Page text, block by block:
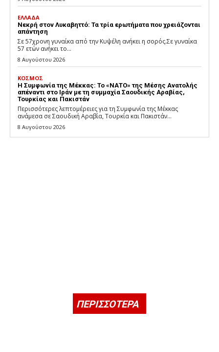
ΕΛΛΑΔΑ
Νεκρή στον Λυκαβηττό: Τα τρία ερωτήματα που χρειάζονται
απάντηση
Σε 57χρονη γυναίκα από την Κυψέλη ανήκει η σορός.Σε γυναίκα
57 ετών ανήκει το...
8 Αυγούστου 2026
ΚΟΣΜΟΣ
Η Συμφωνία της Μέκκας: Το «ΝΑΤΟ» της Μέσης Ανατολής
απέναντι στο Ιράν με τη συμμαχία Σαουδικής Αραβίας,
Τουρκίας και Πακιστάν
Περισσότερες λεπτομέρειες για τη Συμφωνία της Μέκκας
ανάμεσα σε Σαουδική Αραβία, Τουρκία και Πακιστάν...
8 Αυγούστου 2026
ΠΕΡΙΣΣΟΤΕΡΑ